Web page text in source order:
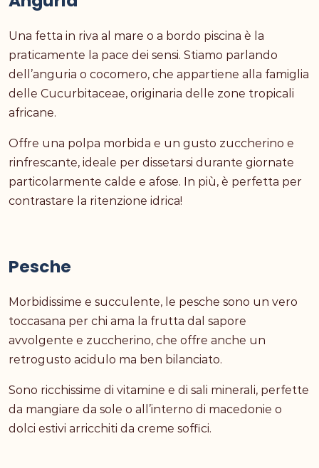
Una fetta in riva al mare o a bordo piscina è la
praticamente la pace dei sensi. Stiamo parlando
dell’anguria o cocomero, che appartiene alla famiglia
delle Cucurbitaceae, originaria delle zone tropicali
africane.
Offre una polpa morbida e un gusto zuccherino e
rinfrescante, ideale per dissetarsi durante giornate
particolarmente calde e afose. In più, è perfetta per
contrastare la ritenzione idrica!
Pesche
Morbidissime e succulente, le pesche sono un vero
toccasana per chi ama la frutta dal sapore
avvolgente e zuccherino, che offre anche un
retrogusto acidulo ma ben bilanciato.
Sono ricchissime di vitamine e di sali minerali, perfette
da mangiare da sole o all’interno di macedonie o
dolci estivi arricchiti da creme soffici.